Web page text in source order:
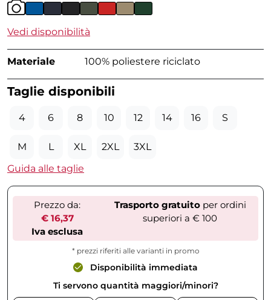
Vedi disponibilità
Materiale 100% poliestere riciclato
Taglie disponibili
4 6 8 10 12 14 16 S
M L XL 2XL
3XL
Guida alle taglie
Prezzo da:
€ 16,37
Iva esclusa
Trasporto gratuitoper ordini
superiori a € 100
* prezzi riferiti alle varianti in promo
Disponibilità immediata
Ti servono quantità maggiori/minori?